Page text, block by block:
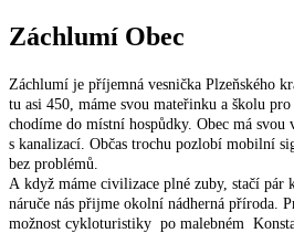
Záchlumí Obec
Záchlumí je příjemná vesnička Plzeňského
tu asi 450, máme svou mateřinku a školu
chodíme do místní hospůdky. Obec má
s kanalizací. Občas trochu pozlobí mobilní
bez problémů.
A když máme civilizace plné zuby, stačí pár
náruče nás přijme okolní nádherná příroda.
možnost cykloturistiky po malebném